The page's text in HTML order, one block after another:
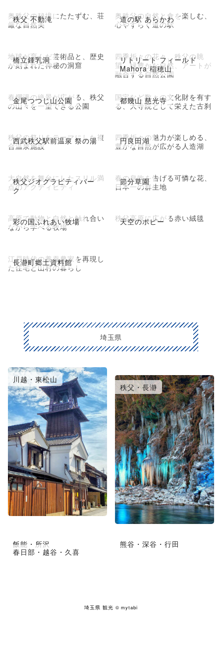
秩父 不動滝
奥秩父の秘境にたたずむ、荘
厳な自然美
道の駅 あらかわ
奥秩父の自然と食を楽しむ、
心やすらぐ道の駅
橋立鍾乳洞
地球が育んだ芸術品と、歴史
が刻まれた神秘の洞窟
リトリート フィールド
Mahora 稲穂山
四季折々の花々、秩父の眺
望、緑豊かな自然、アートが
融合する自然公園
金尾つつじ山公園
春爛漫の絶景が広がる、秩父
の山々を一望できる公園
都幾山 慈光寺
国宝など数々の文化財を有す
る、大寺院として栄えた古刹
西武秩父駅前温泉 祭の湯
秩父の祭りをテーマにした複
合温泉施設
円良田湖
四季折々の魅力が楽しめる、
豊かな自然が広がる人造湖
秩父ジオグラビティパー
ク
大自然を舞台にしたスリル満
点のアクティビティ
節分草園
春の息吹を告げる可憐な花、
日本一の群生地
彩の国ふれあい牧場
高原で動物と自然と触れ合い
ながら学べる牧場
天空のポピー
秩父高原に広がる赤い絨毯
長瀞町郷土資料館
江戸時代の養蚕農家を再現し
た住宅と山村の暮らし
埼玉県
川越・東松山
大宮・浦和・鴻巣
秩父・長瀞
飯能・所沢
熊谷・深谷・行田
春日部・越谷・久喜
埼玉県 観光 © mytabi